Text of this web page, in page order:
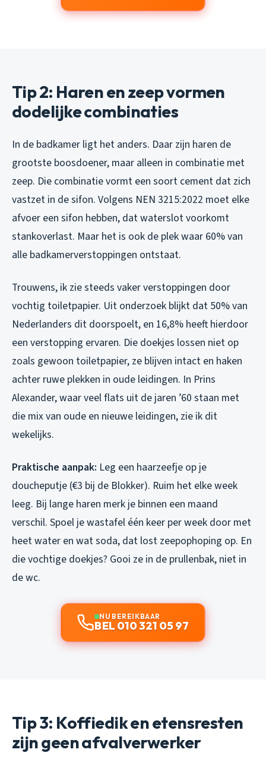
Tip 2: Haren en zeep vormen
dodelijke combinaties
In de badkamer ligt het anders. Daar zijn haren de
grootste boosdoener, maar alleen in combinatie met
zeep. Die combinatie vormt een soort cement dat zich
vastzet in de sifon. Volgens NEN 3215:2022 moet elke
afvoer een sifon hebben, dat waterslot voorkomt
stankoverlast. Maar het is ook de plek waar 60% van
alle badkamerverstoppingen ontstaat.
Trouwens, ik zie steeds vaker verstoppingen door
vochtig toiletpapier. Uit onderzoek blijkt dat 50% van
Nederlanders dit doorspoelt, en 16,8% heeft hierdoor
een verstopping ervaren. Die doekjes lossen niet op
zoals gewoon toiletpapier, ze blijven intact en haken
achter ruwe plekken in oude leidingen. In Prins
Alexander, waar veel flats uit de jaren ’60 staan met
die mix van oude en nieuwe leidingen, zie ik dit
wekelijks.
Praktische aanpak: Leg een haarzeefje op je
doucheputje (€3 bij de Blokker). Ruim het elke week
leeg. Bij lange haren merk je binnen een maand
verschil. Spoel je wastafel één keer per week door met
heet water en wat soda, dat lost zeepophoping op. En
die vochtige doekjes? Gooi ze in de prullenbak, niet in
de wc.
NU BEREIKBAAR
BEL 010 321 05 97
Tip 3: Koffiedik en etensresten
zijn geen afvalverwerker